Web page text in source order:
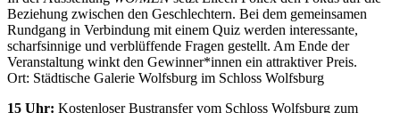
Beziehung zwischen den Geschlechtern. Bei dem gemeinsamen
Rundgang in Verbindung mit einem Quiz werden interessante,
scharfsinnige und verblüffende Fragen gestellt. Am Ende der
Veranstaltung winkt den Gewinner*innen ein attraktiver Preis.
Ort: Städtische Galerie Wolfsburg im Schloss Wolfsburg
15 Uhr: Kostenloser Bustransfer vom Schloss Wolfsburg zum